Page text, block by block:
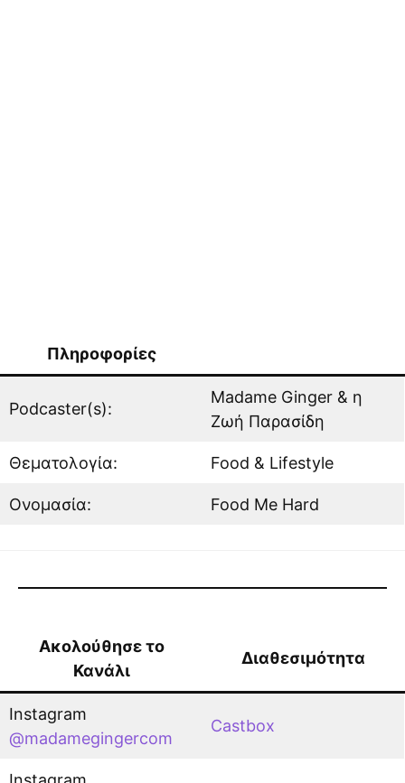
Πληροφορίες
Podcaster(s):
Madame Ginger & η
Ζωή Παρασίδη
Θεματολογία: Food & Lifestyle
Ονομασία: Food Me Hard
Ακολούθησε το
Κανάλι
Διαθεσιμότητα
Instagram
@madamegingercom
Castbox